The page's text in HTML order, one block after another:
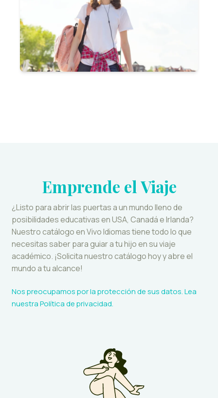
Emprende el Viaje
¿Listo para abrir las puertas a un mundo lleno de
posibilidades educativas en USA, Canadá e Irlanda?
Nuestro catálogo en Vivo Idiomas tiene todo lo que
necesitas saber para guiar a tu hijo en su viaje
académico. ¡Solicita nuestro catálogo hoy y abre el
mundo a tu alcance!
Nos preocupamos por la protección de sus datos. Lea
nuestraPolítica de privacidad.